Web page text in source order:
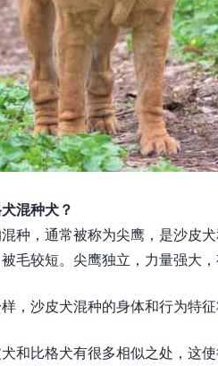
混种犬？
种，通常被称为尖鹰，是沙皮
毛较短。尖鹰独立，力量强大，
，沙皮犬混种的身体和行为特
和比格犬有很多相似之处，这